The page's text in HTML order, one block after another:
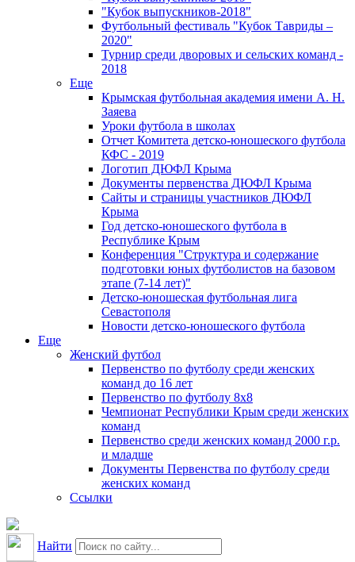
"Кубок выпускников-2018"
Футбольный фестиваль "Кубок Тавриды –
2020"
Турнир среди дворовых и сельских команд -
2018
Еще
Крымская футбольная академия имени А. Н.
Заяева
Уроки футбола в школах
Отчет Комитета детско-юношеского футбола
КФС - 2019
Логотип ДЮФЛ Крыма
Документы первенства ДЮФЛ Крыма
Сайты и страницы участников ДЮФЛ
Крыма
Год детско-юношеского футбола в
Республике Крым
Конференция "Структура и содержание
подготовки юных футболистов на базовом
этапе (7-14 лет)"
Детско-юношеская футбольная лига
Севастополя
Новости детско-юношеского футбола
Еще
Женский футбол
Первенство по футболу среди женских
команд до 16 лет
Первенство по футболу 8х8
Чемпионат Республики Крым среди женских
команд
Первенство среди женских команд 2000 г.р.
и младше
Документы Первенства по футболу среди
женских команд
Ссылки
Найти